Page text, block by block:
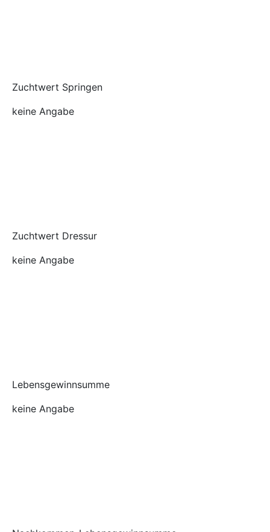
Zuchtwert Springen
keine Angabe
Zuchtwert Dressur
keine Angabe
Lebensgewinnsumme
keine Angabe